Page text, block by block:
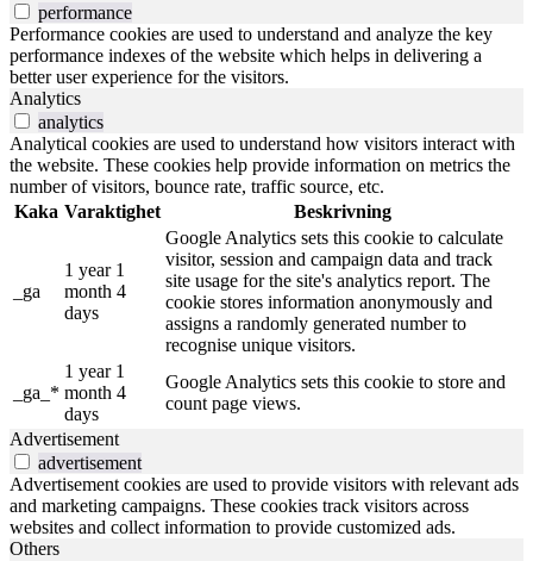
performance
Performance cookies are used to understand and analyze the key
performance indexes of the website which helps in delivering a
better user experience for the visitors.
Analytics
analytics
Analytical cookies are used to understand how visitors interact with
the website. These cookies help provide information on metrics the
number of visitors, bounce rate, traffic source, etc.
Kaka Varaktighet Beskrivning
_ga
1 year 1
month 4
days
Google Analytics sets this cookie to calculate
visitor, session and campaign data and track
site usage for the site's analytics report. The
cookie stores information anonymously and
assigns a randomly generated number to
recognise unique visitors.
_ga_*
1 year 1
month 4
days
Google Analytics sets this cookie to store and
count page views.
Advertisement
advertisement
Advertisement cookies are used to provide visitors with relevant ads
and marketing campaigns. These cookies track visitors across
websites and collect information to provide customized ads.
Others